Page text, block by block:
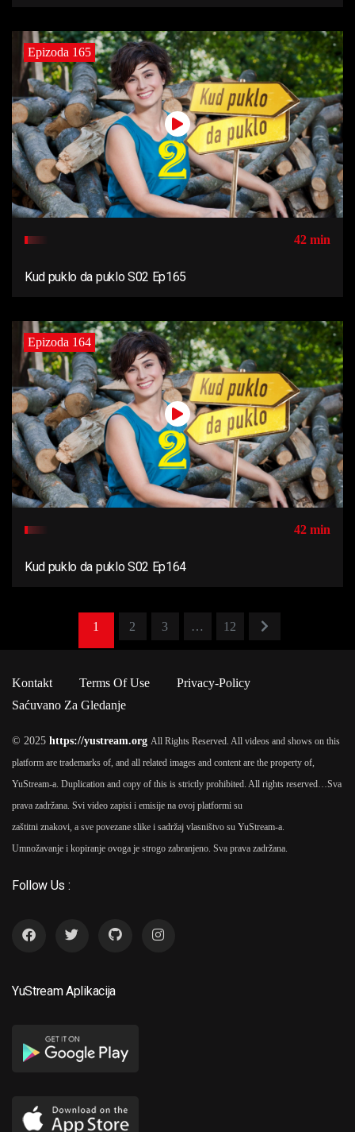
Epizoda 165
42 min
Kud puklo da puklo S02 Ep165
Epizoda 164
42 min
Kud puklo da puklo S02 Ep164
1 2 3 … 12
Kontakt Terms Of Use
Privacy-Policy
Saćuvano Za Gledanje
© 2025 https://yustream.org All Rights Reserved. All videos and shows on this
platform are trademarks of, and all related images and content are the property of,
YuStream-a. Duplication and copy of this is strictly prohibited. All rights reserved… Sva
prava zadržana. Svi video zapisi i emisije na ovoj platformi su
zaštitni znakovi, a sve povezane slike i sadržaj vlasništvo su YuStream-a.
Umnožavanje i kopiranje ovoga je strogo zabranjeno. Sva prava zadržana.
Follow Us :
YuStream Aplikacija